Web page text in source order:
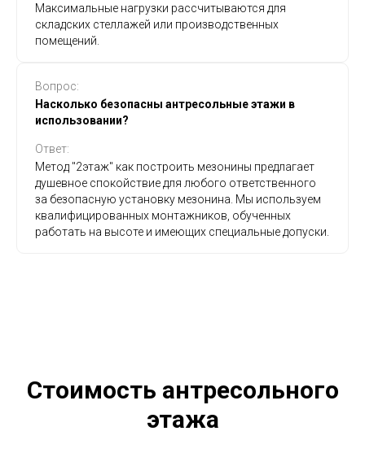
Максимальные нагрузки рассчитываются для
складских стеллажей или производственных
помещений.
Вопрос:
Насколько безопасны антресольные этажи в
использовании?
Ответ:
Метод "2этаж" как построить мезонины предлагает
душевное спокойствие для любого ответственного
за безопасную установку мезонина. Мы используем
квалифицированных монтажников, обученных
работать на высоте и имеющих специальные допуски.
Стоимость антресольного
этажа